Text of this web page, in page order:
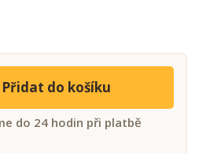
Přidat do košíku
do 24 hodin při platbě